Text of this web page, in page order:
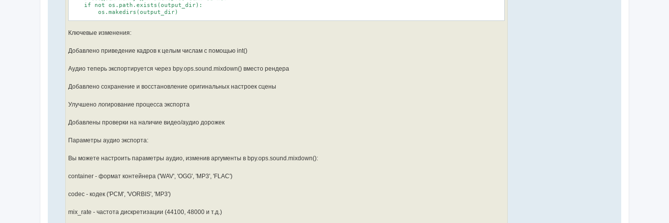
    if not os.path.exists(output_dir):
        os.makedirs(output_dir)
    scene = bpy.context.scene
    if not seq_editor:
        return
    video_strips = [s for s in seq_editor.sequences if s.type == 'MOVIE']
        return
    # Получаем все уникальные точки начала и конца полос
    cut_points = set()
    for strip in video_strips + audio_strips:
        cut_points.add(int(strip.frame_final_end))
    original_frame_end = scene.frame_end
Ключевые изменения:
Добавлено приведение кадров к целым числам с помощью int()
Аудио теперь экспортируется через bpy.ops.sound.mixdown() вместо рендера
Добавлено сохранение и восстановление оригинальных настроек сцены
Улучшено логирование процесса экспорта
Добавлены проверки на наличие видео/аудио дорожек
Параметры аудио экспорта:
Вы можете настроить параметры аудио, изменив аргументы в bpy.ops.sound.mixdown():
container - формат контейнера ('WAV', 'OGG', 'MP3', 'FLAC')
codec - кодек ('PCM', 'VORBIS', 'MP3')
mix_rate - частота дискретизации (44100, 48000 и т.д.)